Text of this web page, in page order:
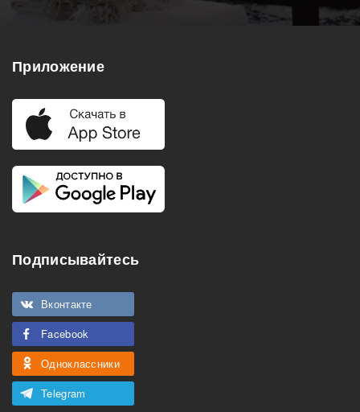
Приложение
Подписывайтесь
Вконтакте
Facebook
Одноклассники
Telegram